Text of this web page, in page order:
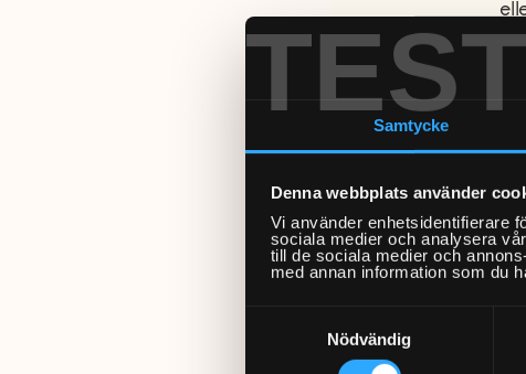
TEST
Samtycke
Denna webbplats använder
Vi använder enhetsidentifierare
sociala medier och analysera
till de sociala medier och
med annan information som du
Nödvändig